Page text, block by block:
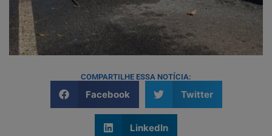
COMPARTILHE ESSA NOTÍCIA:
Facebook Twitter
LinkedIn